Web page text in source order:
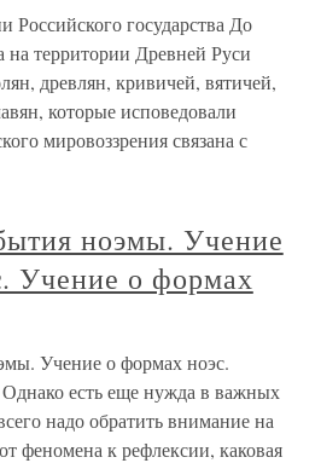
Российского государства До
на территории Древней Руси
древлян, кривичей, вятичей,
которые исповедовали
мировоззрения связана с
ноэмы. Учение
Учение о формах
Учение о формах ноэс.
есть еще нужда в важных
надо обратить внимание на
феномена к рефлексии, каковая